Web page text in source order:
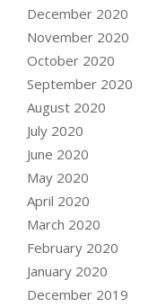
December 2020
November 2020
October 2020
September 2020
August 2020
July 2020
June 2020
May 2020
April 2020
March 2020
February 2020
January 2020
December 2019